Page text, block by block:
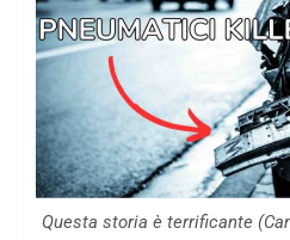
Questa storia è terrificante